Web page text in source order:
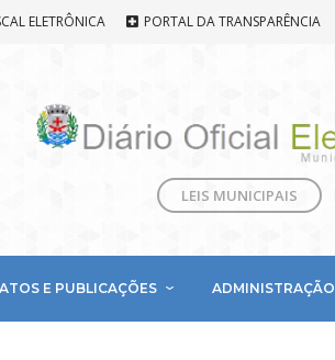
ELETRÔNICA PORTAL DA TRANSPARÊNCIA
LEIS MUNICIPAIS
ATOS E PUBLICAÇÕES ADMINISTRAÇÃO